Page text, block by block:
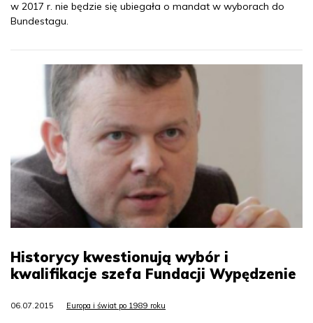
w 2017 r. nie będzie się ubiegała o mandat w wyborach do
Bundestagu.
Historycy kwestionują wybór i
kwalifikacje szefa Fundacji Wypędzenie
06.07.2015 Europa i świat po 1989 roku